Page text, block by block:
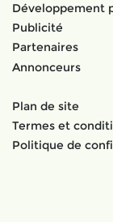
Développement
Publicité
Partenaires
Annonceurs
Plan de site
Termes et
Politique de